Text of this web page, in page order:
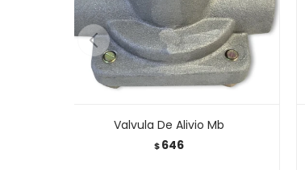
Valvula De Alivio Mb
$646